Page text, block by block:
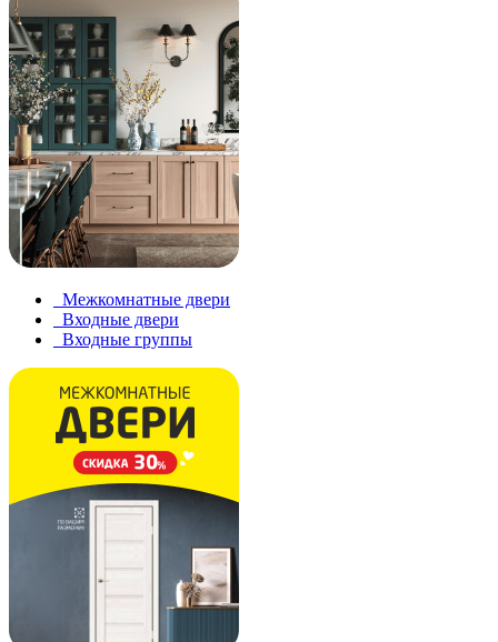
Межкомнатные двери
Входные двери
Входные группы